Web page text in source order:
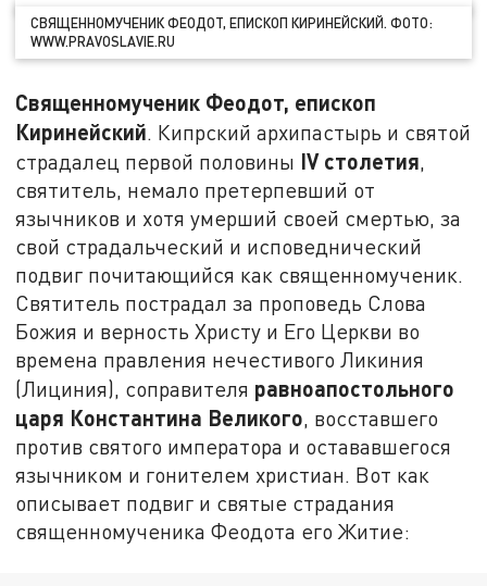
СВЯЩЕННОМУЧЕНИК ФЕОДОТ, ЕПИСКОП КИРИНЕЙСКИЙ. ФОТО:
WWW.PRAVOSLAVIE.RU
Священномученик Феодот, епископ
Киринейский. Кипрский архипастырь и святой
страдалец первой половины IVстолетия,
святитель, немало претерпевший от
язычников и хотя умерший своей смертью, за
свой страдальческий и исповеднический
подвиг почитающийся как священномученик.
Святитель пострадал за проповедь Слова
Божия и верность Христу и Его Церкви во
времена правления нечестивого Ликиния
(Лициния), соправителя равноапостольного
царя Константина Великого, восставшего
против святого императора и остававшегося
язычником и гонителем христиан. Вот как
описывает подвиг и святые страдания
священномученика Феодота его Житие: